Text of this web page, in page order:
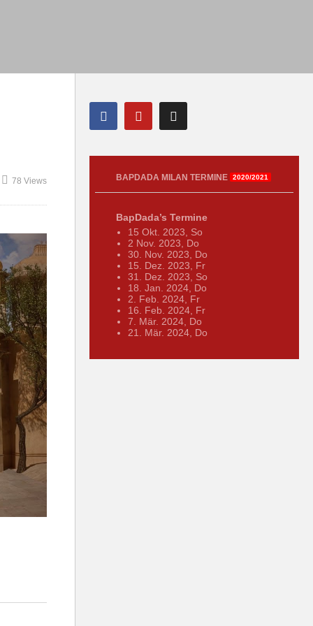
78 Views BAPDADA MILAN TERMINE 2020/2021
BapDada’s Termine
15 Okt. 2023, So
2 Nov. 2023, Do
30. Nov. 2023, Do
15. Dez. 2023, Fr
31. Dez. 2023, So
18. Jan. 2024, Do
2. Feb. 2024, Fr
16. Feb. 2024, Fr
7. Mär. 2024, Do
21. Mär. 2024, Do